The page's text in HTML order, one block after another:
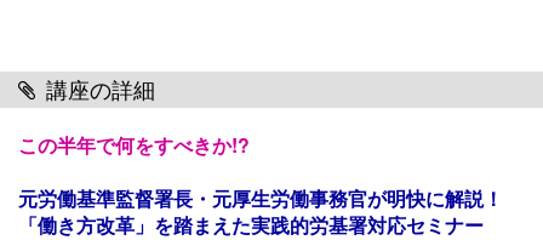
講座の詳細
この半年で何をすべきか!?
元労働基準監督署長・元厚生労働事務官が明快に解説！
「働き方改革」を踏まえた実践的労基署対応セミナー